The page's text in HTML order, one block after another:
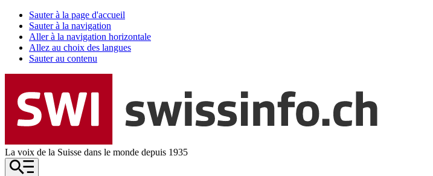
Sauter à la page d'accueil
Sauter à la navigation
Aller à la navigation horizontale
Allez au choix des langues
Sauter au contenu
La voix de la Suisse dans le monde depuis 1935